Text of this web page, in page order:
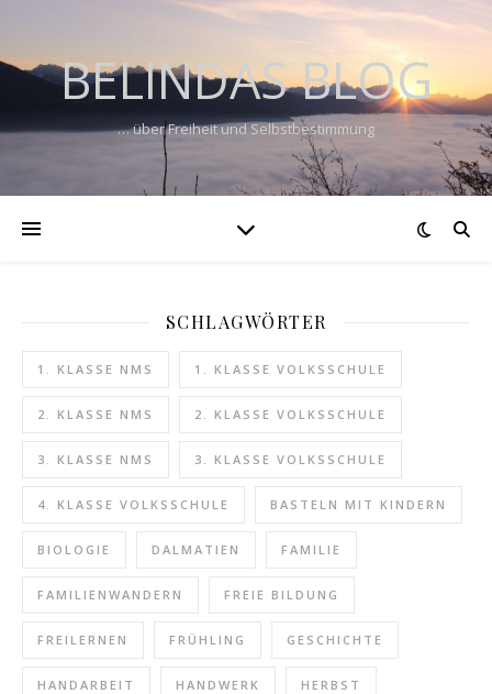
BELINDAS BLOG
… über Freiheit und Selbstbestimmung
SCHLAGWÖRTER
1. KLASSE NMS 1. KLASSE VOLKSSCHULE
2. KLASSE NMS 2. KLASSE VOLKSSCHULE
3. KLASSE NMS 3. KLASSE VOLKSSCHULE
4. KLASSE VOLKSSCHULE BASTELN MIT KINDERN
BIOLOGIE DALMATIEN FAMILIE
FAMILIENWANDERN FREIE BILDUNG
FREILERNEN FRÜHLING GESCHICHTE
HANDARBEIT HANDWERK HERBST